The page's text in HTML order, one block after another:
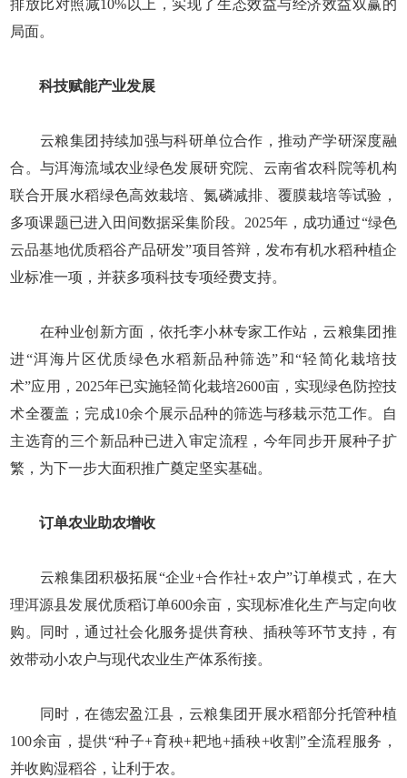
排放比对照减10%以上，实现了生态效益与经济效益双赢的
局面。
科技赋能产业发展
云粮集团持续加强与科研单位合作，推动产学研深度融
合。与洱海流域农业绿色发展研究院、云南省农科院等机构
联合开展水稻绿色高效栽培、氮磷减排、覆膜栽培等试验，
多项课题已进入田间数据采集阶段。2025年，成功通过“绿色
云品基地优质稻谷产品研发”项目答辩，发布有机水稻种植企
业标准一项，并获多项科技专项经费支持。
在种业创新方面，依托李小林专家工作站，云粮集团推
进“洱海片区优质绿色水稻新品种筛选”和“轻简化栽培技
术”应用，2025年已实施轻简化栽培2600亩，实现绿色防控技
术全覆盖；完成10余个展示品种的筛选与移栽示范工作。自
主选育的三个新品种已进入审定流程，今年同步开展种子扩
繁，为下一步大面积推广奠定坚实基础。
订单农业助农增收
云粮集团积极拓展“企业+合作社+农户”订单模式，在大
理洱源县发展优质稻订单600余亩，实现标准化生产与定向收
购。同时，通过社会化服务提供育秧、插秧等环节支持，有
效带动小农户与现代农业生产体系衔接。
同时，在德宏盈江县，云粮集团开展水稻部分托管种植
100余亩，提供“种子+育秧+耙地+插秧+收割”全流程服务，
并收购湿稻谷，让利于农。